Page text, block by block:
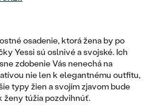
osadenie, ktorá žena by po
Yessi sú oslnivé a svojské. Ich
zdobenie Vás nenechá na
nie len k elegantnému outfitu,
typy žien a svojím zjavom bude
ženy túžia pozdvihnúť.